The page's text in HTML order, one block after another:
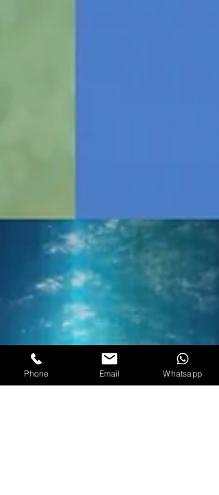
Phone Email Whatsapp